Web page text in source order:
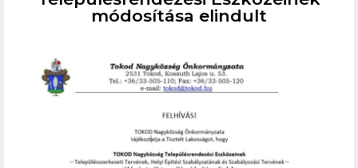
módosítása elindult